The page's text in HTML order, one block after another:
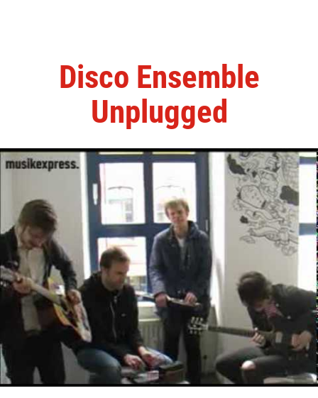
Disco Ensemble
Unplugged